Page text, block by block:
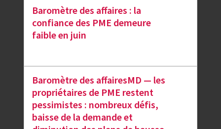
Baromètre des affaires : la
confiance des PME demeure
faible en juin
Baromètre des affairesMD — les
propriétaires de PME restent
pessimistes : nombreux défis,
baisse de la demande et